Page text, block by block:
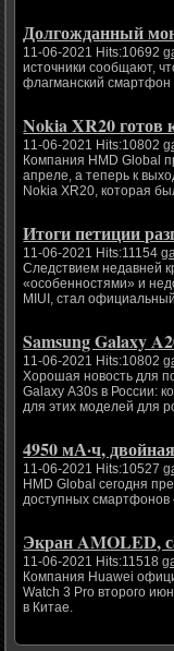
Долгожданный
11-06-2021 Hits:10692
источники сообщают,
флагманский смартфон
Nokia XR20
11-06-2021 Hits:10802
Компания HMD Global
апреле, а теперь к
Nokia XR20, которая
Итоги петиции
11-06-2021 Hits:11154
Следствием недавней
«особенностями» и
MIUI, стал
Samsung Galaxy
11-06-2021 Hits:10802
Хорошая новость для
Galaxy A30s в России:
для этих моделей для
4950 мА·ч,
11-06-2021 Hits:10527
HMD Global сегодня
доступных
Экран AMOLED,
11-06-2021 Hits:11518
Компания Huawei
Watch 3 Pro второго
в Китае.